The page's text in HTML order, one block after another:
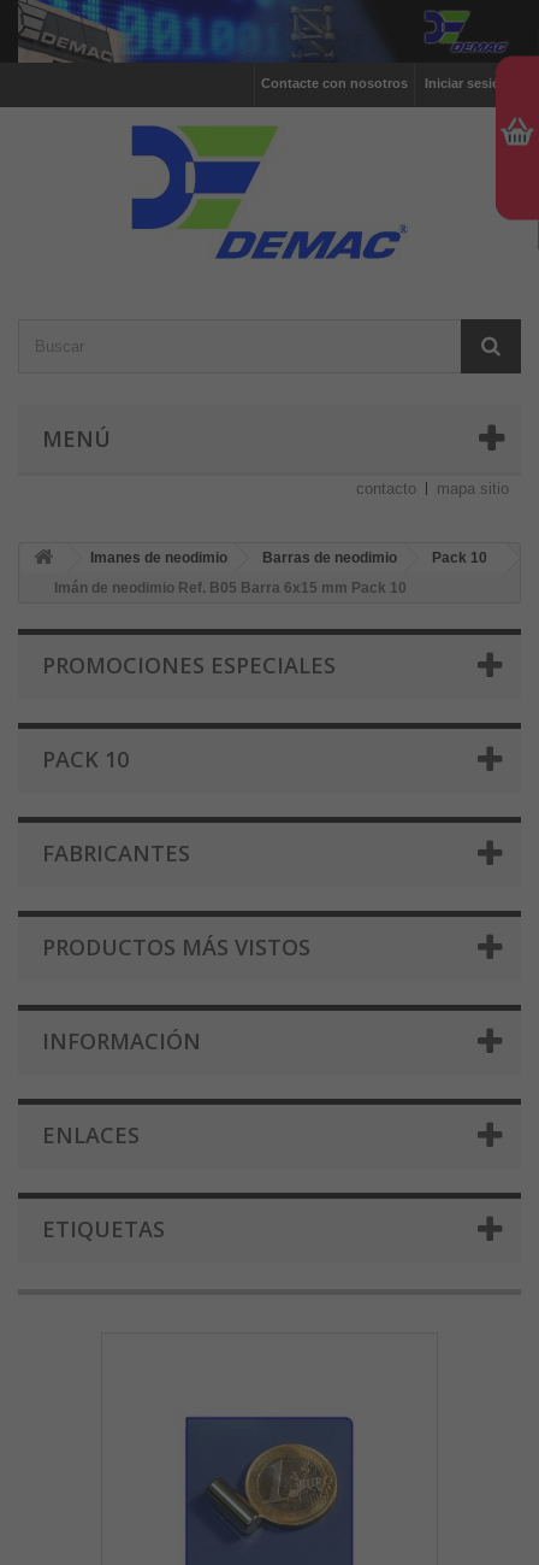
Iniciar sesión
Contacte con nosotros
MENÚ
contacto mapa sitio
Imanes de neodimio Barras de neodimio
Pack 10
Imán de neodimio Ref. B05 Barra 6x15 mm Pack 10
PROMOCIONES ESPECIALES
PACK 10
FABRICANTES
PRODUCTOS MÁS VISTOS
INFORMACIÓN
ENLACES
ETIQUETAS